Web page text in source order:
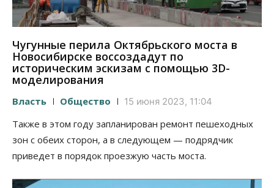
Чугунные перила Октябрьского моста в
Новосибирске воссоздадут по
историческим эскизам с помощью 3D-
моделирования
Власть Общество 15 июня 2023, 11:04
Также в этом году запланирован ремонт пешеходных
зон с обеих сторон, а в следующем — подрядчик
приведет в порядок проезжую часть моста.